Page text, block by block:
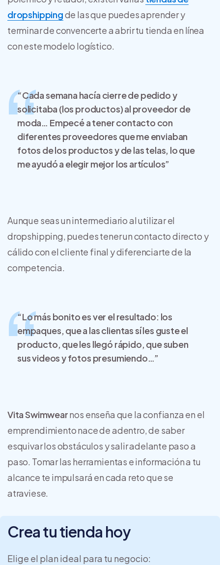
dropshippingde las que puedes aprender y
terminar de convencerte a abrir tu tienda en línea
con este modelo logístico.
“Cada semana hacía cierre de pedido y
solicitaba (los productos) al proveedor de
moda… Empecé a tener contacto con
diferentes proveedores que me enviaban
fotos de los productos y de las telas, lo que
me ayudó a elegir mejor los artículos”
Aunque seas un intermediario al utilizar el
dropshipping, puedes tener un contacto directo y
cálido con el cliente final y diferenciarte de la
competencia.
“Lo más bonito es ver el resultado: los
empaques, que a las clientas sí les guste el
producto, que les llegó rápido, que suben
sus videos y fotos presumiendo…”
Vita Swimwearnos enseña que la confianza en el
emprendimiento nace de adentro, de saber
esquivar los obstáculos y salir adelante paso a
paso. Tomar las herramientas e información a tu
alcance te impulsará en cada reto que se
atraviese.
Crea tu tienda hoy
Elige el plan ideal para tu negocio: